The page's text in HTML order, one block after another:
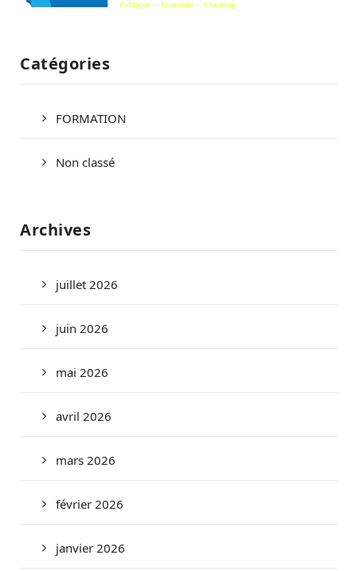
Catégories
FORMATION
Non classé
Archives
juillet 2026
juin 2026
mai 2026
avril 2026
mars 2026
février 2026
janvier 2026